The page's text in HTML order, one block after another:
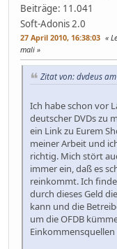
Beiträge: 11.041
Soft-Adonis 2.0
27 April 2010, 16:38:03
mali
Zitat von: dvdeus
Ich habe schon vor
deutscher DVDs zu
ein Link zu Eurem
meiner Arbeit und
richtig. Mich stört
immer ein, daß es
reinkommt. Ich
durch dieses Geld
kann und die
um die OFDB